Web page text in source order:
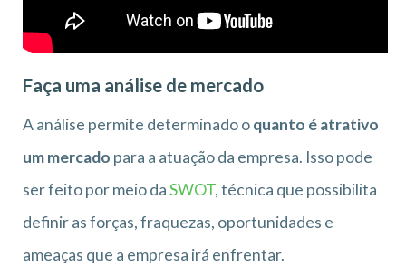
Faça uma análise de mercado
A análise permite determinado oquanto é atrativo
um mercado para a atuação da empresa. Isso pode
ser feito por meio daSWOT, técnica que possibilita
definir as forças, fraquezas, oportunidades e
ameaças que a empresa irá enfrentar.